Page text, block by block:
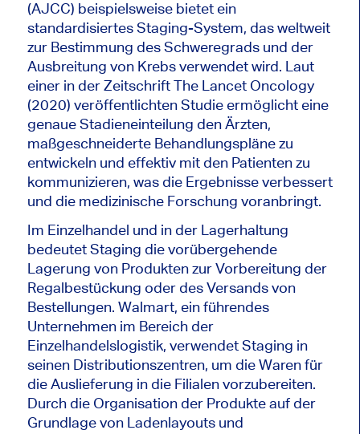
(AJCC) beispielsweise bietet ein
standardisiertes Staging-System, das weltweit
zur Bestimmung des Schweregrads und der
Ausbreitung von Krebs verwendet wird. Laut
einer in der Zeitschrift The Lancet Oncology
(2020) veröffentlichten Studie ermöglicht eine
genaue Stadieneinteilung den Ärzten,
maßgeschneiderte Behandlungspläne zu
entwickeln und effektiv mit den Patienten zu
kommunizieren, was die Ergebnisse verbessert
und die medizinische Forschung voranbringt.
Im Einzelhandel und in der Lagerhaltung
bedeutet Staging die vorübergehende
Lagerung von Produkten zur Vorbereitung der
Regalbestückung oder des Versands von
Bestellungen. Walmart, ein führendes
Unternehmen im Bereich der
Einzelhandelslogistik, verwendet Staging in
seinen Distributionszentren, um die Waren für
die Auslieferung in die Filialen vorzubereiten.
Durch die Organisation der Produkte auf der
Grundlage von Ladenlayouts und